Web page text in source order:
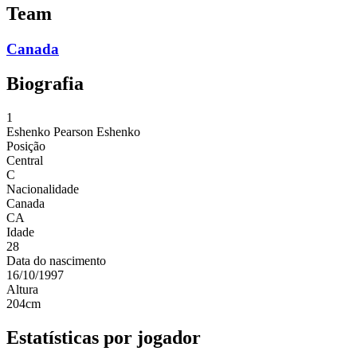
Team
Canada
Biografia
1
Eshenko Pearson Eshenko
Posição
Central
C
Nacionalidade
Canada
CA
Idade
28
Data do nascimento
16/10/1997
Altura
204cm
Estatísticas por jogador